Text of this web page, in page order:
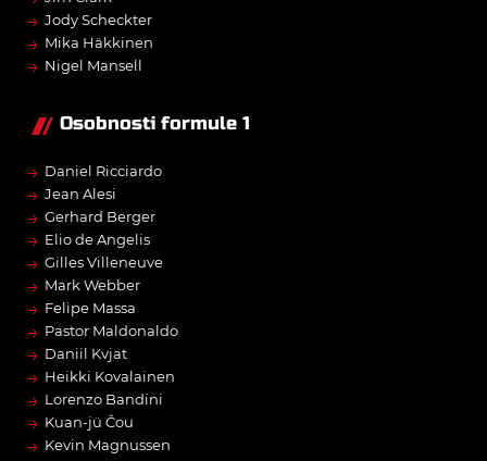
→ Jody Scheckter
→ Mika Häkkinen
→ Nigel Mansell
Osobnosti formule 1
→ Daniel Ricciardo
→ Jean Alesi
→ Gerhard Berger
→ Elio de Angelis
→ Gilles Villeneuve
→ Mark Webber
→ Felipe Massa
→ Pastor Maldonaldo
→ Daniil Kvjat
→ Heikki Kovalainen
→ Lorenzo Bandini
→ Kuan-jü Čou
→ Kevin Magnussen